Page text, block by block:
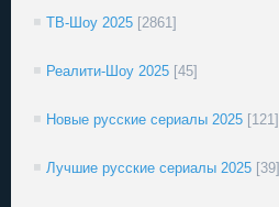
ТВ-Шоу 2025 [2861]
Реалити-Шоу 2025 [45]
Новые русские сериалы 2025 [121]
Лучшие русские сериалы 2025 [39]